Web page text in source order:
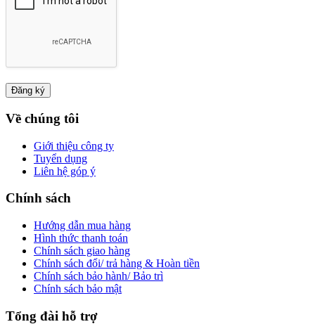
Về chúng tôi
Giới thiệu công ty
Tuyển dụng
Liên hệ góp ý
Chính sách
Hướng dẫn mua hàng
Hình thức thanh toán
Chính sách giao hàng
Chính sách đổi/ trả hàng & Hoàn tiền
Chính sách bảo hành/ Bảo trì
Chính sách bảo mật
Tổng đài hỗ trợ